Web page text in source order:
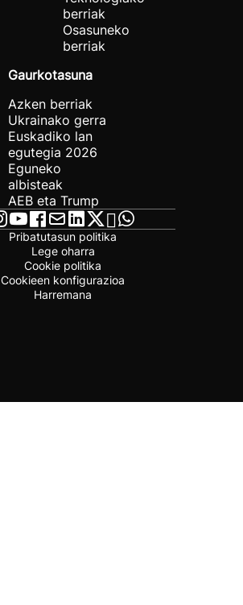
berriak
Osasuneko
berriak
Gaurkotasuna
Azken berriak
Ukrainako gerra
Euskadiko lan
egutegia 2026
Eguneko
albisteak
AEB eta Trump
Pribatutasun politika
Lege oharra
Cookie politika
Cookieen konfigurazioa
Harremana